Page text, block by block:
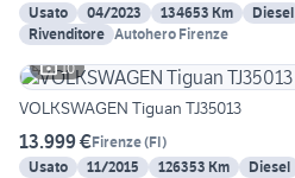
Usato
04/2023 134653 Km Diesel
Rivenditore Autohero Firenze
10
VOLKSWAGEN Tiguan TJ35013
13.999 €Firenze(FI)
Usato
11/2015 126353 Km Diesel